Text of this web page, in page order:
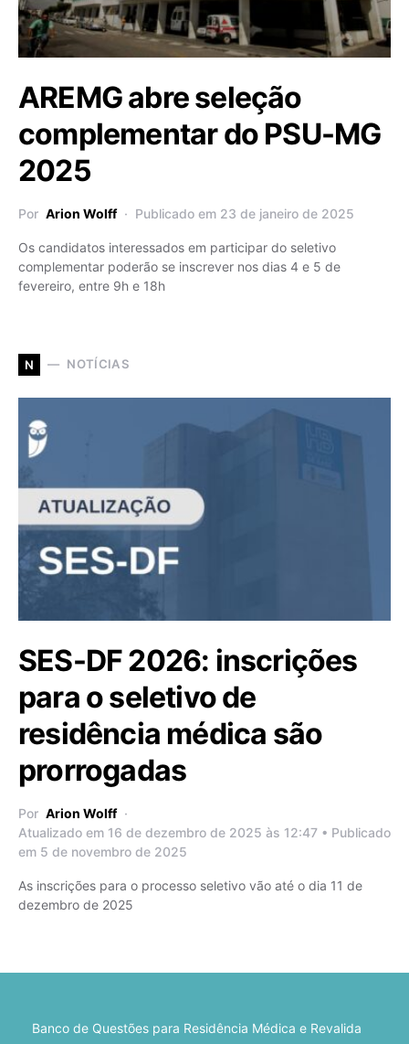
AREMG abre seleção
complementar do PSU-MG
2025
Por Arion Wolff Publicado em 23 de janeiro de 2025
Os candidatos interessados em participar do seletivo
complementar poderão se inscrever nos dias 4 e 5 de
fevereiro, entre 9h e 18h
N NOTÍCIAS
SES-DF 2026: inscrições
para o seletivo de
residência médica são
prorrogadas
Por Arion Wolff
Atualizado em 16 de dezembro de 2025 às 12:47 • Publicado
em 5 de novembro de 2025
As inscrições para o processo seletivo vão até o dia 11 de
dezembro de 2025
Banco de Questões para Residência Médica e Revalida